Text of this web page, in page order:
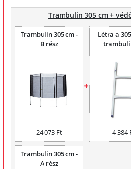
Trambulin 305 cm +
Trambulin 305 cm -
B rész
24 073 Ft
Létra a
4 384
Trambulin 305 cm -
A rész